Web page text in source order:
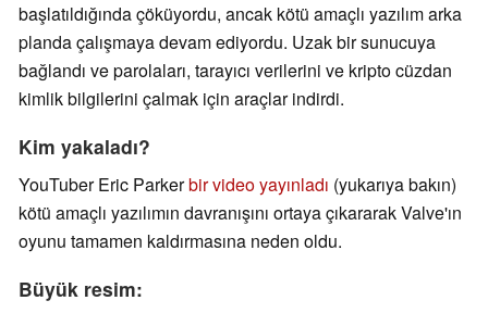
başlatıldığında çöküyordu, ancak kötü amaçlı yazılım arka
planda çalışmaya devam ediyordu. Uzak bir sunucuya
bağlandı ve parolaları, tarayıcı verilerini ve kripto cüzdan
kimlik bilgilerini çalmak için araçlar indirdi.
Kim yakaladı?
YouTuber Eric Parkerbir video yayınladı (yukarıya bakın)
kötü amaçlı yazılımın davranışını ortaya çıkararak Valve'ın
oyunu tamamen kaldırmasına neden oldu.
Büyük resim: